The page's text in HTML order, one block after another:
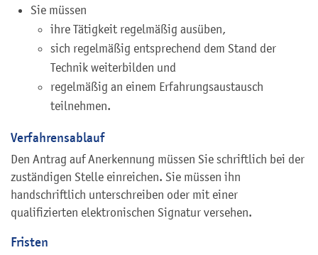
Sie müssen
ihre Tätigkeit regelmäßig ausüben,
sich regelmäßig entsprechend dem Stand der
Technik weiterbilden und
regelmäßig an einem Erfahrungsaustausch
teilnehmen.
Verfahrensablauf
Den Antrag auf Anerkennung müssen Sie schriftlich bei der
zuständigen Stelle einreichen. Sie müssen ihn
handschriftlich unterschreiben oder mit einer
qualifizierten elektronischen Signatur versehen.
Fristen